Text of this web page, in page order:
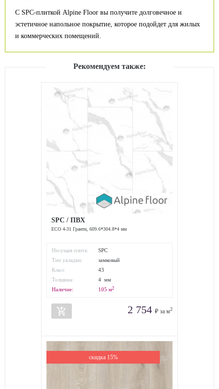
С SPC-плиткой Alpine Floor вы получите долговечное и
эстетичное напольное покрытие, которое подойдет для жилых
и коммерческих помещений.
Рекомендуем также:
SPC / ПВХ
ЕСО 4-31 Гранти, 609.6*304.8*4 мм
Несущая плита:
SPC
Тип укладки:
замковый
Класс
износостойкости:
43
Толщина:
4 мм
Наличие:
105 м2
add_shopping_cart 2 754 ₽ за м2
скидка 15%